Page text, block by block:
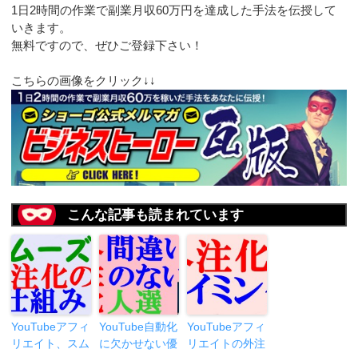
1日2時間の作業で副業月収60万円を達成した手法を伝授して
いきます。
無料ですので、ぜひご登録下さい！
こちらの画像をクリック↓↓
こんな記事も読まれています
YouTubeアフィ
リエイト、スム
YouTube自動化
に欠かせない優
YouTubeアフィ
リエイトの外注